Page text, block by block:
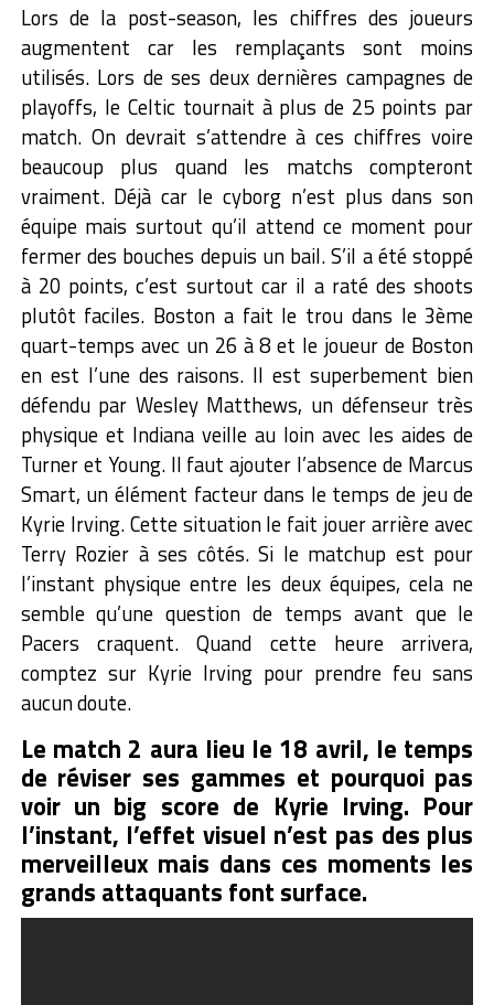
Lors de la post-season, les chiffres des joueurs
augmentent car les remplaçants sont moins
utilisés. Lors de ses deux dernières campagnes de
playoffs, le Celtic tournait à plus de 25 points par
match. On devrait s’attendre à ces chiffres voire
beaucoup plus quand les matchs compteront
vraiment. Déjà car le cyborg n’est plus dans son
équipe mais surtout qu’il attend ce moment pour
fermer des bouches depuis un bail. S’il a été stoppé
à 20 points, c’est surtout car il a raté des shoots
plutôt faciles. Boston a fait le trou dans le 3ème
quart-temps avec un 26 à 8 et le joueur de Boston
en est l’une des raisons. Il est superbement bien
défendu par Wesley Matthews, un défenseur très
physique et Indiana veille au loin avec les aides de
Turner et Young. Il faut ajouter l’absence de Marcus
Smart, un élément facteur dans le temps de jeu de
Kyrie Irving. Cette situation le fait jouer arrière avec
Terry Rozier à ses côtés. Si le matchup est pour
l’instant physique entre les deux équipes, cela ne
semble qu’une question de temps avant que le
Pacers craquent. Quand cette heure arrivera,
comptez sur Kyrie Irving pour prendre feu sans
aucun doute.
Le match 2 aura lieu le 18 avril, le temps
de réviser ses gammes et pourquoi pas
voir un big score de Kyrie Irving. Pour
l’instant, l’effet visuel n’est pas des plus
merveilleux mais dans ces moments les
grands attaquants font surface.